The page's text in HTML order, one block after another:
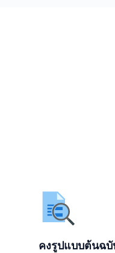
คงรูปแบบต้นฉบั